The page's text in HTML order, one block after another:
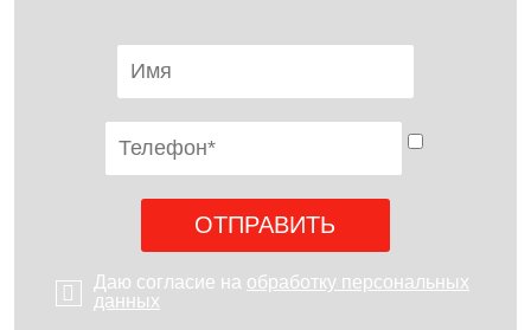
Даю согласие на обработку персональных
данных